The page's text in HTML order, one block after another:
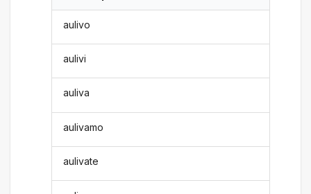
aulivo
aulivi
auliva
aulivamo
aulivate